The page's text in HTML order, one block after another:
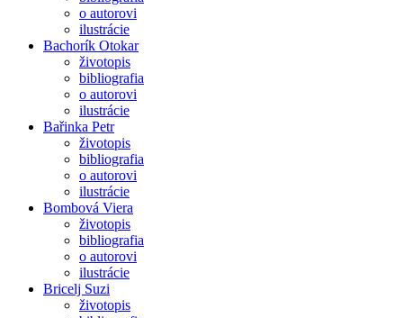
o autorovi
ilustrácie
Bachorík Otokar
životopis
bibliografia
o autorovi
ilustrácie
Bařinka Petr
životopis
bibliografia
o autorovi
ilustrácie
Bombová Viera
životopis
bibliografia
o autorovi
ilustrácie
Bricelj Suzi
životopis